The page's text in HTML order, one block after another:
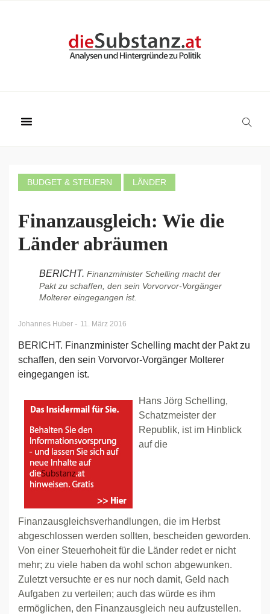
BUDGET & STEUERN LÄNDER
Finanzausgleich: Wie die
Länder abräumen
BERICHT. Finanzminister Schelling macht der
Pakt zu schaffen, den sein Vorvorvor-Vorgänger
Molterer eingegangen ist.
Johannes Huber - 11. März 2016
BERICHT. Finanzminister Schelling macht der Pakt zu
schaffen, den sein Vorvorvor-Vorgänger Molterer
eingegangen ist.
Hans Jörg Schelling,
Schatzmeister der
Republik, ist im Hinblick
auf die
Finanzausgleichsverhandlungen, die im Herbst
abgeschlossen werden sollten, bescheiden geworden.
Von einer Steuerhoheit für die Länder redet er nicht
mehr; zu viele haben da wohl schon abgewunken.
Zuletzt versuchte er es nur noch damit, Geld nach
Aufgaben zu verteilen; auch das würde es ihm
ermöglichen, den Finanzausgleich neu aufzustellen.